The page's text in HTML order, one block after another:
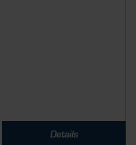
Details